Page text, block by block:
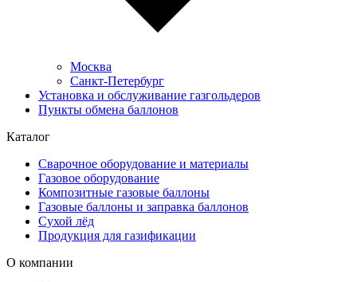
Москва
Санкт-Петербург
Установка и обслуживание газгольдеров
Пункты обмена баллонов
Каталог
Сварочное оборудование и материалы
Газовое оборудование
Композитные газовые баллоны
Газовые баллоны и заправка баллонов
Сухой лёд
Продукция для газификации
О компании